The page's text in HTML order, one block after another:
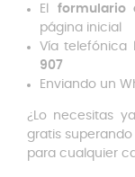
El formulario
página inicial
Vía telefónica
907
Enviando un
¿Lo necesitas
gratis
para cualquier